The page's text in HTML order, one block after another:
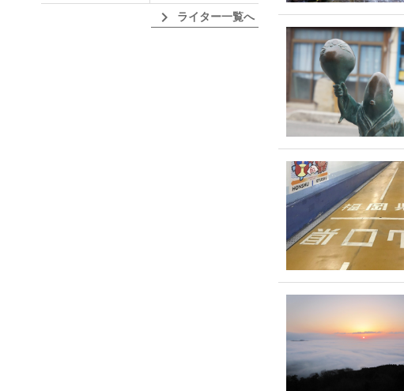
chevron_right ライター一覧へ